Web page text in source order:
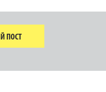
ПОСТ